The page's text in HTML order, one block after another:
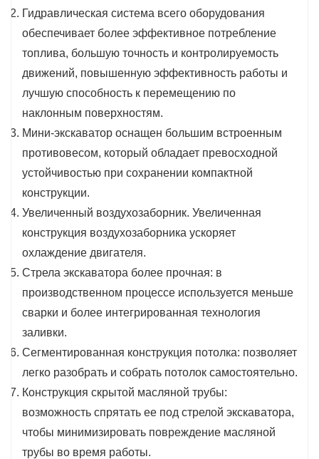
Гидравлическая система всего оборудования
обеспечивает более эффективное потребление
топлива, большую точность и контролируемость
движений, повышенную эффективность работы и
лучшую способность к перемещению по
наклонным поверхностям.
Мини-экскаватор оснащен большим встроенным
противовесом, который обладает превосходной
устойчивостью при сохранении компактной
конструкции.
Увеличенный воздухозаборник. Увеличенная
конструкция воздухозаборника ускоряет
охлаждение двигателя.
Стрела экскаватора более прочная: в
производственном процессе используется меньше
сварки и более интегрированная технология
заливки.
Сегментированная конструкция потолка: позволяет
легко разобрать и собрать потолок самостоятельно.
Конструкция скрытой масляной трубы:
возможность спрятать ее под стрелой экскаватора,
чтобы минимизировать повреждение масляной
трубы во время работы.